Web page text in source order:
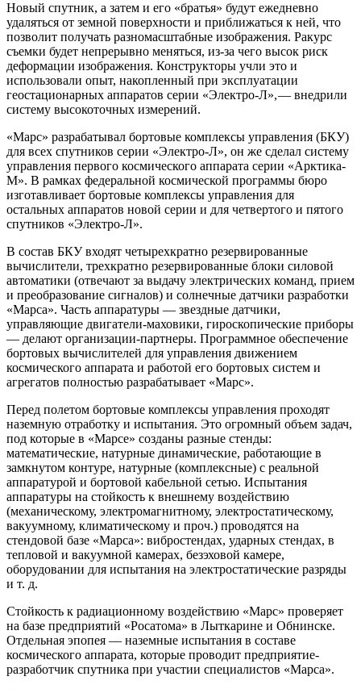
Новый спутник, а затем и его «братья» будут ежедневно
удаляться от земной поверхности и приближаться к ней, что
позволит получать разномасштабные изображения. Ракурс
съемки будет непрерывно меняться, из-за чего высок риск
деформации изображения. Конструкторы учли это и
использовали опыт, накопленный при эксплуатации
геостационарных аппаратов серии «Электро-Л», — внедрили
систему высокоточных измерений.
«Марс» разрабатывал бортовые комплексы управления (БКУ)
для всех спутников серии «Электро-Л», он же сделал систему
управления первого космического аппарата серии «Арктика-
М». В рамках федеральной космической программы бюро
изготавливает бортовые комплексы управления для
остальных аппаратов новой серии и для четвертого и пятого
спутников «Электро-Л».
В состав БКУ входят четырехкратно резервированные
вычислители, трехкратно резервированные блоки силовой
автоматики (отвечают за выдачу электрических команд, прием
и преобразование сигналов) и солнечные датчики разработки
«Марса». Часть аппаратуры — звездные датчики,
управляющие двигатели-маховики, гироскопические приборы
— делают организации-партнеры. Программное обеспечение
бортовых вычислителей для управления движением
космического аппарата и работой его бортовых систем и
агрегатов полностью разрабатывает «Марс».
Перед полетом бортовые комплексы управления проходят
наземную отработку и испытания. Это огромный объем задач,
под которые в «Марсе» созданы разные стенды:
математические, натурные динамические, работающие в
замкнутом контуре, натурные (комплексные) с реальной
аппаратурой и бортовой кабельной сетью. Испытания
аппаратуры на стойкость к внешнему воздействию
(механическому, электромагнитному, электростатическому,
вакуумному, климатическому и проч.) проводятся на
стендовой базе «Марса»: вибростендах, ударных стендах, в
тепловой и вакуумной камерах, безэховой камере,
оборудовании для испытания на электростатические разряды
и т. д.
Стойкость к радиационному воздействию «Марс» проверяет
на базе предприятий «Росатома» в Лыткарине и Обнинске.
Отдельная эпопея — наземные испытания в составе
космического аппарата, которые проводит предприятие-
разработчик спутника при участии специалистов «Марса».